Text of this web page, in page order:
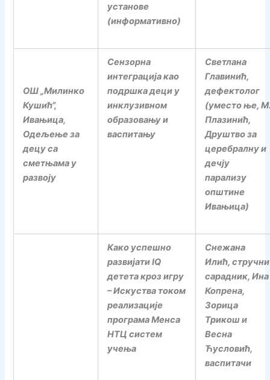
установе
(информативно)
ОШ „Милинко
Кушић“,
Ивањица,
Одељење за
децу са
сметњама у
развоју
Сензорна
интеграција као
подршка деци у
инклузивном
образовању и
васпитању
Светлана
Главинић,
дефектолог
(уместо ње,
Плазинић,
Друштво за
церебралну и
дечју
парализу
општине
Ивањица)
Како успешно
развијатиIQ
детета кроз игру
– Искуства током
реализације
програма Менса
НТЦ систем
учења
Снежана
Илић, стручни
сарадник, Ина
Копрена,
Зорица
Трикош и
Весна
Ћусловић,
васпитачи